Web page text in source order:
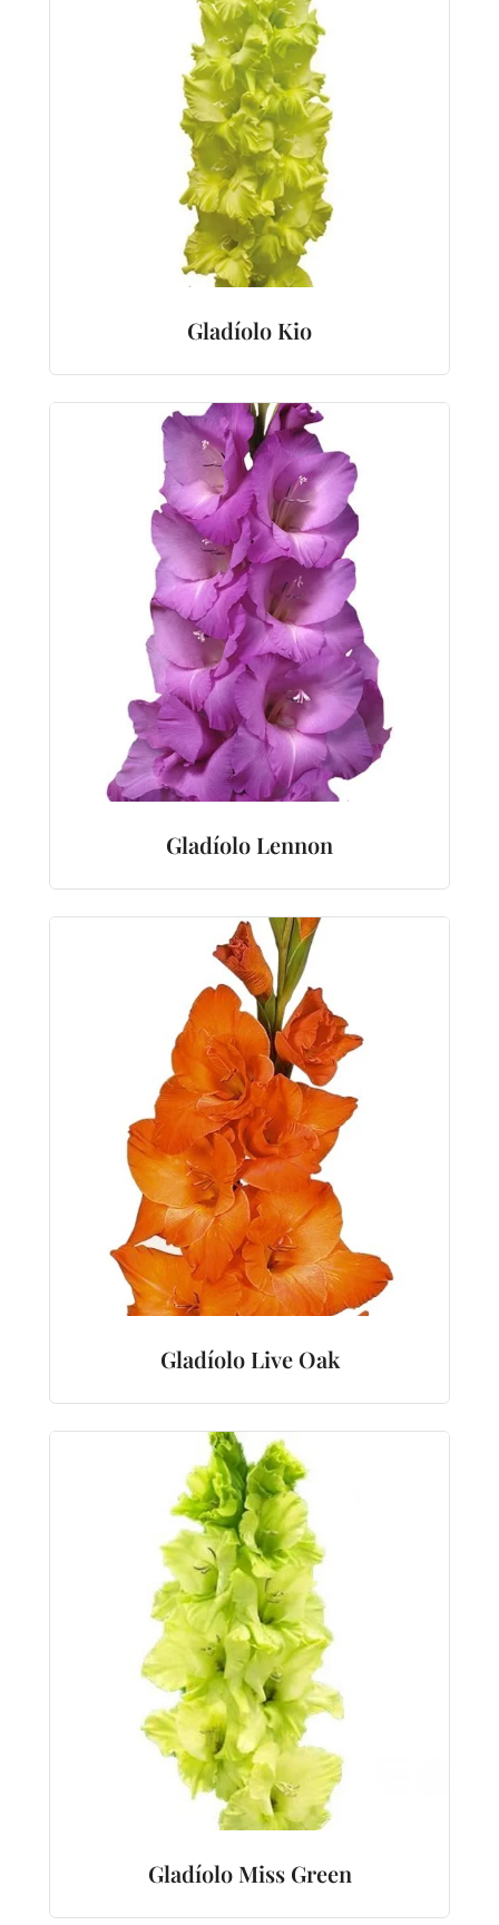
Gladíolo Kio
Gladíolo Lennon
Gladíolo Live Oak
Gladíolo Miss Green